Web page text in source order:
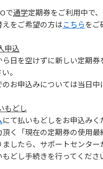
で通学定期券をご利用中で
をご希望の方はこちらをご
申込
日を空けずに新しい定期
。
お申込みについては当日中
もどし
にて払いもどしをお申込みく
頂く「現在の定期券の使用
したら、サポートセンタ
どし手続きを行ってくださ